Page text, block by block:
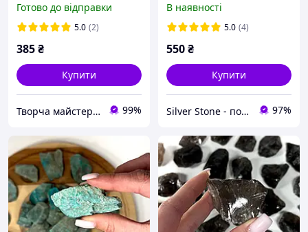
енергетичних мінералів
та каменів чакри в
Готово до відправки
5.0 (2)
385₴
Купити
Творча майстерня "WoollyFox" 99%
15 шт, колекція мінералів
для дорослих та дітей
В наявності
5.0 (4)
550₴
Купити
Silver Stone - подарунки для всіх 97%